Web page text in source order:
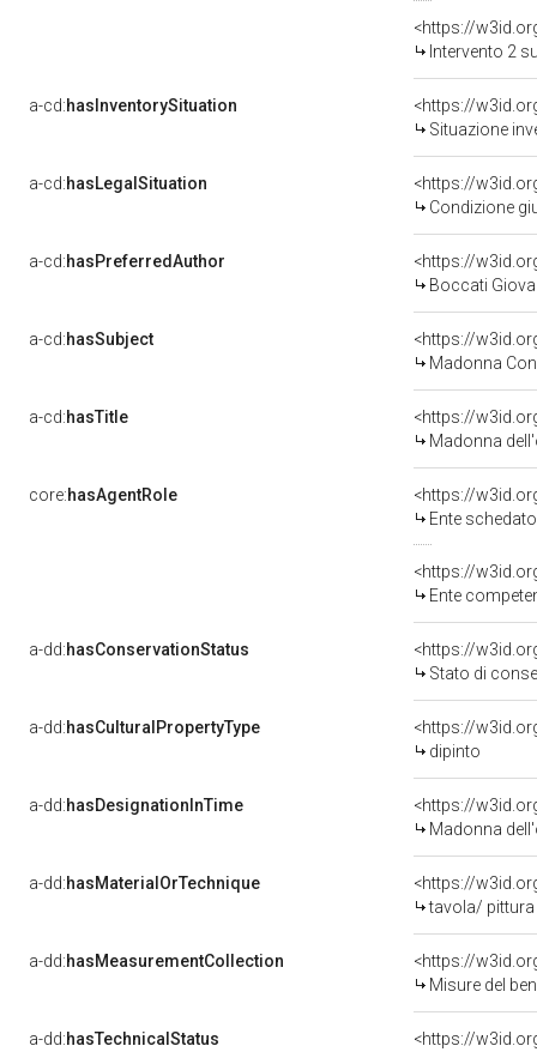
<https://
Intervento 2
a-cd:hasInventorySituation
<https://
Situazione
a-cd:hasLegalSituation
Condizione
a-cd:hasPreferredAuthor
<https://
Boccati
a-cd:hasSubject
<https://
Madonna
a-cd:hasTitle
<https://
Madonna
core:hasAgentRole
<https://
Ente
<https://
Ente
a-dd:hasConservationStatus
<https://
Stato di
a-dd:hasCulturalPropertyType
<https://
dipinto
a-dd:hasDesignationInTime
<https://
Madonna
a-dd:hasMaterialOrTechnique
<https://
tavola/ pittura
a-dd:hasMeasurementCollection
<https://
Misure del
a-dd:hasTechnicalStatus
<https://